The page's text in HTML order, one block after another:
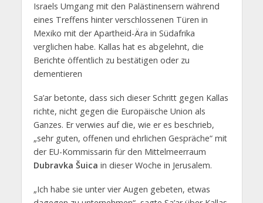
Israels Umgang mit den Palästinensern während
eines Treffens hinter verschlossenen Türen in
Mexiko mit der Apartheid-Ära in Südafrika
verglichen habe. Kallas hat es abgelehnt, die
Berichte öffentlich zu bestätigen oder zu
dementieren
Sa’ar betonte, dass sich dieser Schritt gegen Kallas
richte, nicht gegen die Europäische Union als
Ganzes. Er verwies auf die, wie er es beschrieb,
„sehr guten, offenen und ehrlichen Gespräche“ mit
der EU-Kommissarin für den Mittelmeerraum
Dubravka Šuica in dieser Woche in Jerusalem.
„Ich habe sie unter vier Augen gebeten, etwas